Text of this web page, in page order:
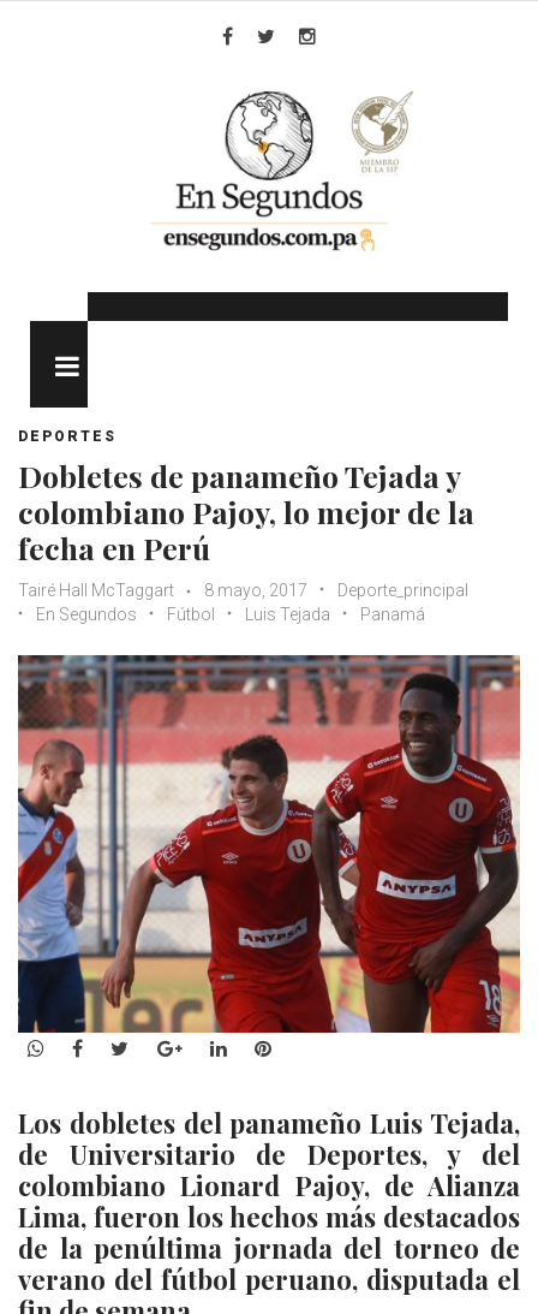
DEPORTES
Dobletes de panameño Tejada y
colombiano Pajoy, lo mejor de la
fecha en Perú
Tairé Hall McTaggart 8 mayo, 2017
Deporte_principal
En Segundos
Fútbol Luis Tejada Panamá
WhatsApp
Facebook
TwitterGoogle+LinkedInPinterest
Los dobletes del panameño Luis Tejada,
de Universitario de Deportes, y del
colombiano Lionard Pajoy, de Alianza
Lima, fueron los hechos más destacados
de la penúltima jornada del torneo de
verano del fútbol peruano, disputada el